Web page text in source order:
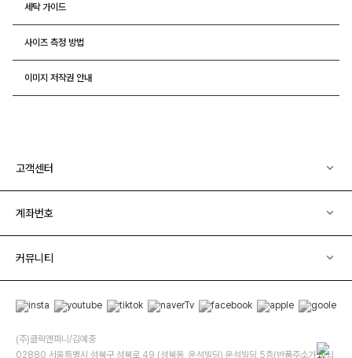
세탁 가이드
사이즈 측정 방법
이미지 저작권 안내
고객센터
계좌번호
커뮤니티
(주)클릭앤퍼니/김예중
02880 서울특별시 성북구 성북로 49 (성북동, 운석빌딩) 운석빌딩 5층(반품주소가 아닙